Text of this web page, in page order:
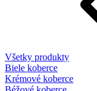
Všetky produkty
Biele koberce
Krémové koberce